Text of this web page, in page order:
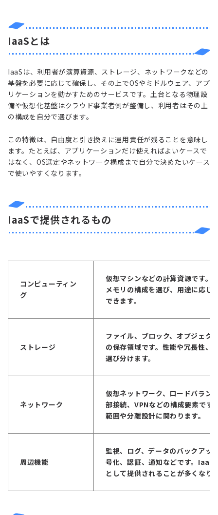
IaaSとは
IaaSは、利用者が演算資源、ストレージ、ネットワークなどの
基盤を必要に応じて確保し、その上でOSやミドルウェア、アプ
リケーションを動かすためのサービスです。土台となる物理設
備や仮想化基盤はクラウド事業者側が整備し、利用者はその上
の構成を自分で選びます。
この特徴は、自由度と引き換えに運用責任が残ることを意味し
ます。たとえば、アプリケーションだけ使えればよいケースで
はなく、OS選定やネットワーク構成まで自分で決めたいケース
で使いやすくなります。
IaaSで提供されるもの
コンピューティン
グ
仮想マシンなどの計算資源です。
メモリの構成を選び、用途に応じ
できます。
ストレージ
ファイル、ブロック、オブジェク
の保存領域です。性能や冗長性、
選び分けます。
ネットワーク
仮想ネットワーク、ロードバラン
部接続、 VPNなどの構成要素です
範囲や分離設計に関わります。
周辺機能
監視、ログ、データのバックアッ
号化、認証、通知などです。IaaS
として提供されることが多くなり